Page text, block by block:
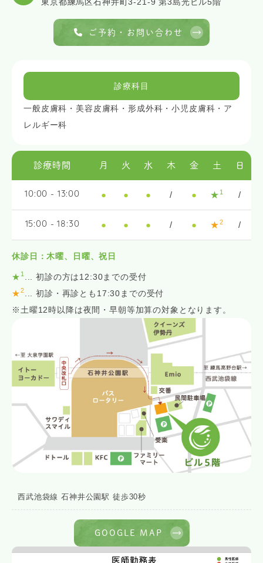
ご予約・お問い合わせ
診療科目
一般皮膚科・美容皮膚科・形成外科・小児皮膚科・ア
レルギー科
診療時間 月 火 水 木 金 土 日
10:00 - 13:00 ● ● ● / ● ★ 1 /
15:00 - 18:30 ● ● ● / ● ★2 /
休診日：木曜、日曜、祝日
★ 1
... 初診の方は12:30までの受付
★2
... 初診・再診とも17:30までの受付
※土曜12時以降は夜間・早朝等加算の対象となります。
西武池袋線 石神井公園駅 徒歩30秒
GOOGLE MAP